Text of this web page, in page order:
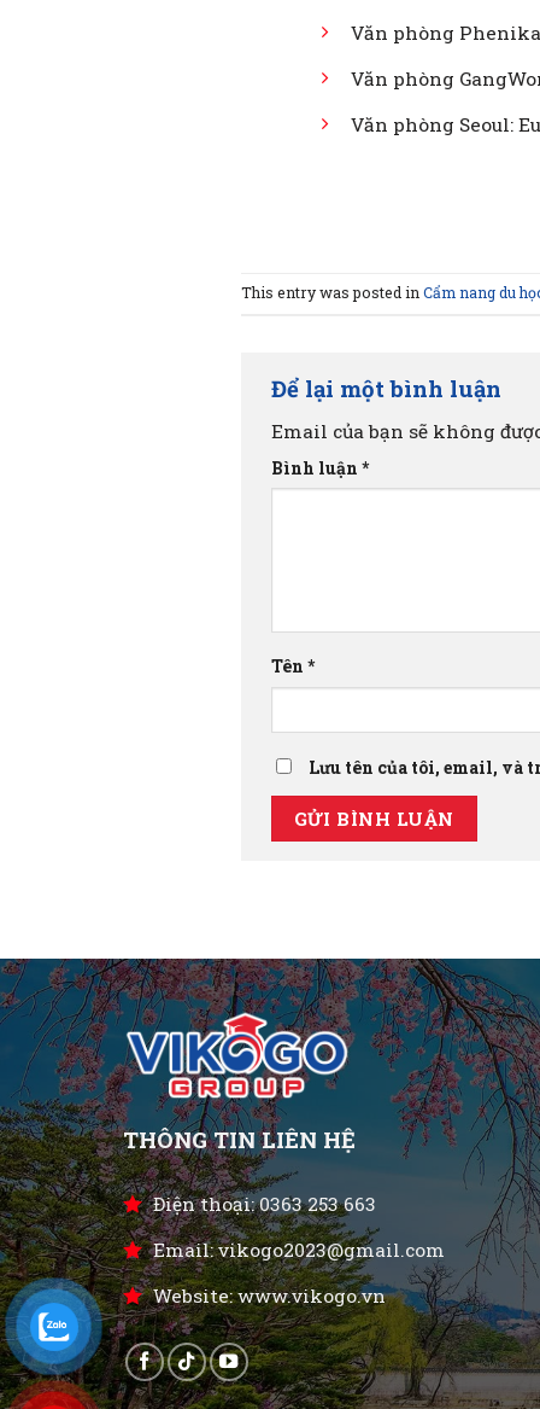
Văn phòng
Văn phòng
Văn phòng Seoul:
This entry was posted inCẩm nang du
Để lại một bình luận
Email của bạn sẽ không
Bình luận *
Tên *
Lưu tên của tôi, email, và
THÔNG TIN LIÊN HỆ
Điện thoại: 0363 253 663
Email: vikogo2023@gmail.com
Website: www.vikogo.vn